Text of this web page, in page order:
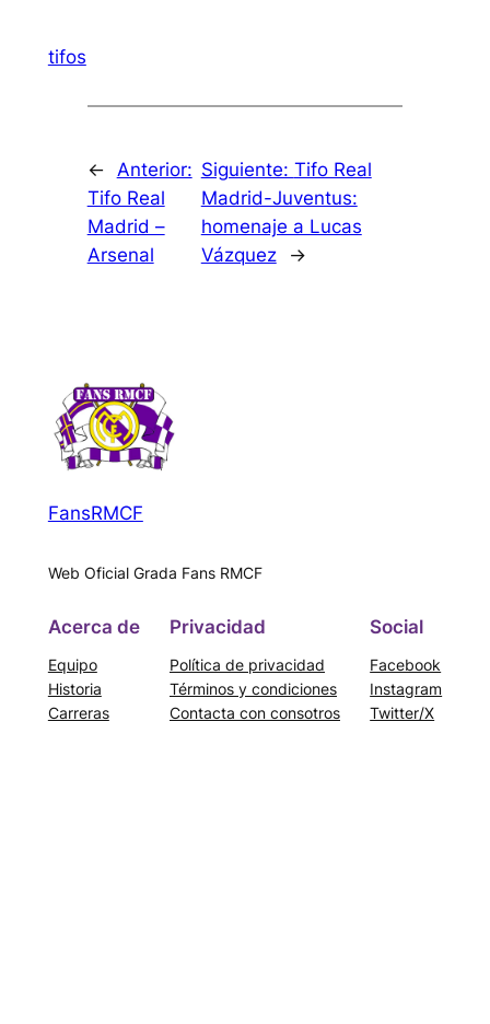
tifos
← Anterior:
Tifo Real
Madrid –
Arsenal
Siguiente: Tifo Real
Madrid-Juventus:
homenaje a Lucas
Vázquez
→
FansRMCF
Web Oficial Grada Fans RMCF
Acerca de
Equipo
Historia
Carreras
Privacidad
Política de privacidad
Términos y condiciones
Contacta con consotros
Social
Facebook
Instagram
Twitter/X